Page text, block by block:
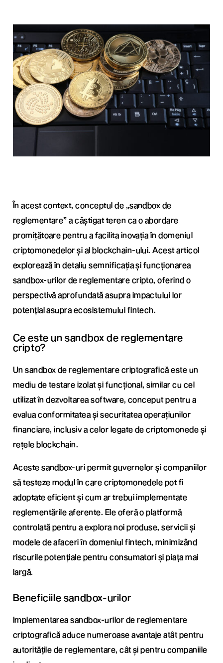
În acest context, conceptul de „sandbox de
reglementare” a câștigat teren ca o abordare
promițătoare pentru a facilita inovația în domeniul
criptomonedelor și al blockchain-ului. Acest articol
explorează în detaliu semnificația și funcționarea
sandbox-urilor de reglementare cripto, oferind o
perspectivă aprofundată asupra impactului lor
potențial asupra ecosistemului fintech.
Ce este un sandbox de reglementare
cripto?
Un sandbox de reglementare criptografică este un
mediu de testare izolat și funcțional, similar cu cel
utilizat în dezvoltarea software, conceput pentru a
evalua conformitatea și securitatea operațiunilor
financiare, inclusiv a celor legate de criptomonede și
rețele blockchain.
Aceste sandbox-uri permit guvernelor și companiilor
să testeze modul în care criptomonedele pot fi
adoptate eficient și cum ar trebui implementate
reglementările aferente. Ele oferă o platformă
controlată pentru a explora noi produse, servicii și
modele de afaceri în domeniul fintech, minimizând
riscurile potențiale pentru consumatori și piața mai
largă.
Beneficiile sandbox-urilor
Implementarea sandbox-urilor de reglementare
criptografică aduce numeroase avantaje atât pentru
autoritățile de reglementare, cât și pentru companiile